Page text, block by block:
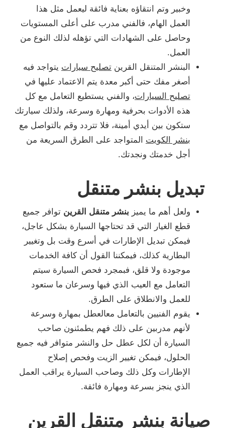
وخبير وتم انتقاؤه بعناية فائقة ليعمل مثل هذا
العمل الهام، فالفني مدرب على أعلى المستويات
وحاصل على الشهادات التي تؤهله لذلك النوع من
العمل.
البنشر المتنقل القرين تصليح سيارات يتواجد فيه
أصغر مفك حتى أكبر معدة يتم الاعتماد عليها في
تصليح السيارات، والفني يستطيع التعامل مع كل
هذه الأدوات بحرفية ومهارة وسرعة، ولذلك سيارتك
ستكون بين أيدي أمينة، فلا تتردد وقم بالتواصل مع
بنشر الكويت المتواجد على الطرق السريعة من
أجل خدمتك ونجدتك.
تبديل بنشر متنقل
ولعل أهم ما يميز بنشر متنقل القرين توافر جميع
قطع الغيار التي قد تحتاجها السيارة بشكل عاجل،
فيمكن تبديل الإطارات في أسرع وقت بل وتغيير
البطارية كذلك، فيمكننا القول أن كافة الخدمات
موجودة ولا قلق، فبمجرد فحص السيارة سيتم
التعامل مع العيب الذي فيها وسرعان ما ستعود
للعمل والانطلاق على الطرق.
يقوم الفنيين بالتعامل معالعطل بمهارة وسرعة
لأنهم مدربين على ذلك فهم يطمئنون صاحب
السيارة أن لكل عطل حل والنشر متوافر فيه جميع
الحلول، فيمكن تغيير الزيت وفحص إصلاح
الإطارات وكل ذلك وصاحب السيارة يراقب العمل
الذي ينجز بسرعة ومهارة فائقة.
صيانة بنشر متنقل القرين